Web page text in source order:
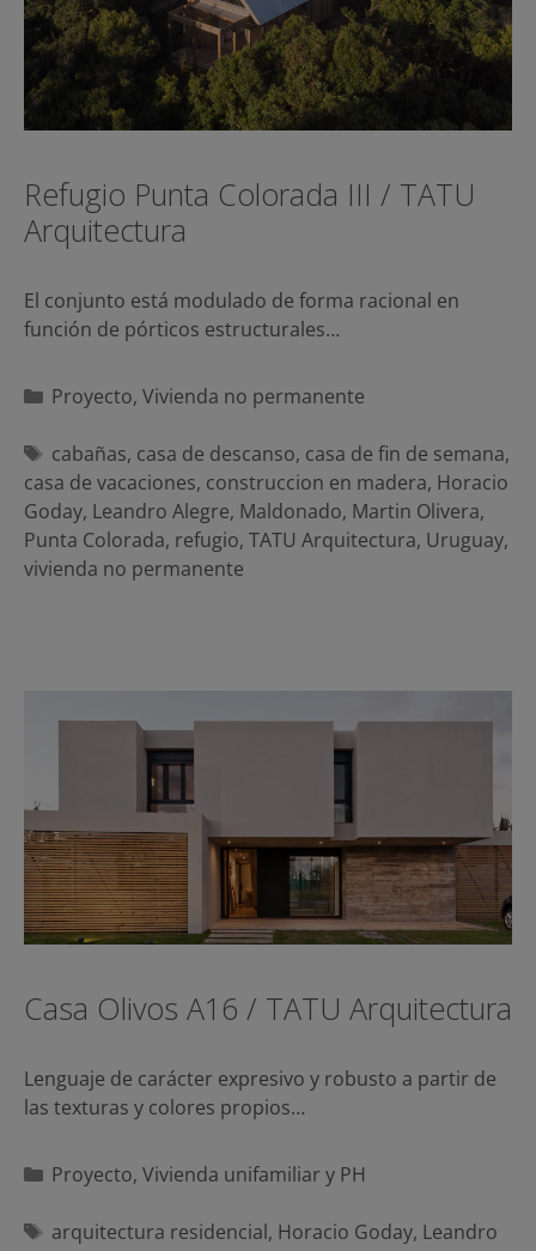
Refugio Punta Colorada III / TATU
Arquitectura
El conjunto está modulado de forma racional en
función de pórticos estructurales…
Categorías
Proyecto, Vivienda no permanente
Etiquetas
cabañas, casa de descanso, casa de fin de semana,
casa de vacaciones, construccion en madera, Horacio
Goday, Leandro Alegre, Maldonado, Martin Olivera,
Punta Colorada, refugio, TATU Arquitectura, Uruguay,
vivienda no permanente
Casa Olivos A16 / TATU Arquitectura
Lenguaje de carácter expresivo y robusto a partir de
las texturas y colores propios…
Categorías
Proyecto, Vivienda unifamiliar y PH
Etiquetas
arquitectura residencial, Horacio Goday, Leandro